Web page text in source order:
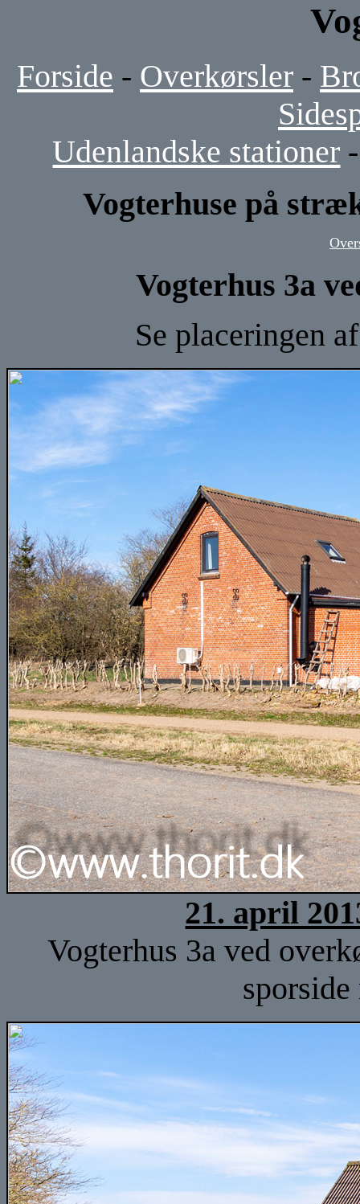
Forside - Overkørsler -
Udenlandske stationer
Vogterhuse på
Vogterhus 3a
Se placeringen
21. april
Vogterhus 3a ved